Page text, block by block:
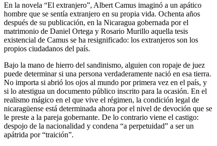
En la novela “El extranjero”, Albert Camus imaginó a un apático
hombre que se sentía extranjero en su propia vida. Ochenta años
después de su publicación, en la Nicaragua gobernada por el
matrimonio de Daniel Ortega y Rosario Murillo aquella tesis
existencial de Camus se ha resignificado: los extranjeros son los
propios ciudadanos del país.
Bajo la mano de hierro del sandinismo, alguien con ropaje de juez
puede determinar si una persona verdaderamente nació en esa tierra.
No importa si abrió los ojos al mundo por primera vez en el país, y
si lo atestigua un documento público inscrito para la ocasión. En el
realismo mágico en el que vive el régimen, la condición legal de
nicaragüense está determinada ahora por el nivel de devoción que se
le preste a la pareja gobernante. De lo contrario viene el castigo:
despojo de la nacionalidad y condena “a perpetuidad” a ser un
apátrida por “traición”.